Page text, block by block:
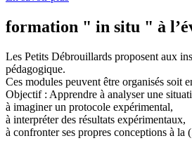
formation " in situ " à
Les Petits Débrouillards proposent aux
pédagogique.
Ces modules peuvent être organisés soit
Objectif : Apprendre à analyser une
à imaginer un protocole expérimental,
à interpréter des résultats expérimentaux,
à confronter ses propres conceptions à la